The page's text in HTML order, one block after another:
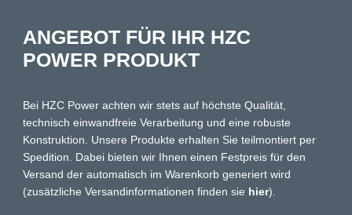
ANGEBOT FÜR IHR HZC
POWER PRODUKT
Bei HZC Power achten wir stets auf höchste Qualität,
technisch einwandfreie Verarbeitung und eine robuste
Konstruktion. Unsere Produkte erhalten Sie teilmontiert per
Spedition. Dabei bieten wir Ihnen einen Festpreis für den
Versand der automatisch im Warenkorb generiert wird
(zusätzliche Versandinformationen finden sie hier).